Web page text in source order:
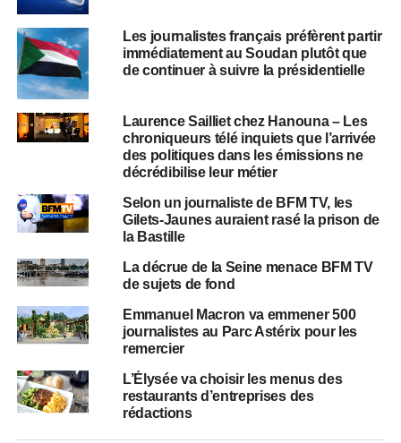
Les journalistes français préfèrent partir
immédiatement au Soudan plutôt que
de continuer à suivre la présidentielle
Laurence Sailliet chez Hanouna – Les
chroniqueurs télé inquiets que l’arrivée
des politiques dans les émissions ne
décrédibilise leur métier
Selon un journaliste de BFM TV, les
Gilets-Jaunes auraient rasé la prison de
la Bastille
La décrue de la Seine menace BFM TV
de sujets de fond
Emmanuel Macron va emmener 500
journalistes au Parc Astérix pour les
remercier
L’Élysée va choisir les menus des
restaurants d’entreprises des
rédactions